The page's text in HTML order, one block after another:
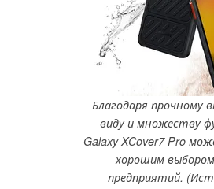
Благодаря прочному
виду и множеству
Galaxy XCover7 Pro
хорошим
предприятий.